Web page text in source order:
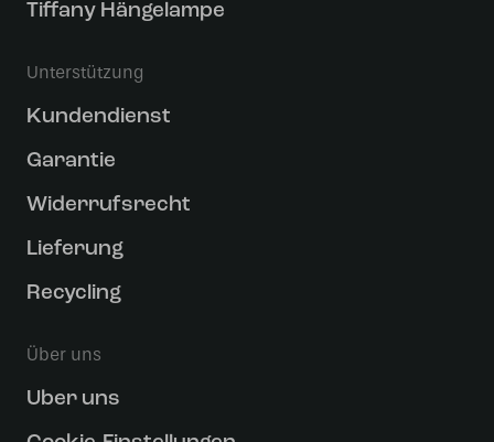
Tiffany Hängelampe
Unterstützung
Kundendienst
Garantie
Widerrufsrecht
Lieferung
Recycling
Über uns
Uber uns